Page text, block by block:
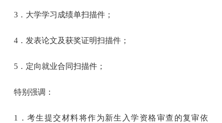
3．大学学习成绩单扫描件；
4．发表论文及获奖证明扫描件；
5．定向就业合同扫描件；
特别强调：
1．考生提交材料将作为新生入学资格审查的复审依